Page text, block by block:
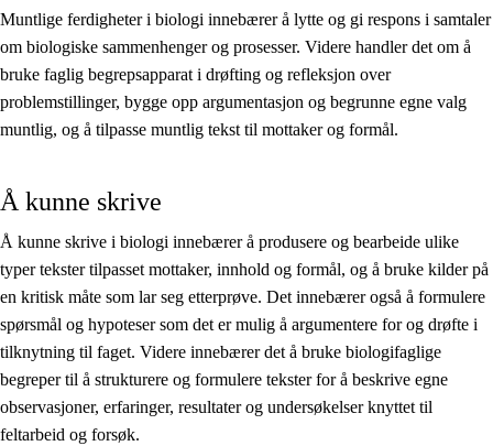
Tverrfaglige temaer
Grunnleggende ferdigheter
Muntlige ferdigheter i biologi innebærer å lytte og gi respons i samtaler
om biologiske sammenhenger og prosesser. Videre handler det om å
bruke faglig begrepsapparat i drøfting og refleksjon over
problemstillinger, bygge opp argumentasjon og begrunne egne valg
muntlig, og å tilpasse muntlig tekst til mottaker og formål.
Å kunne skrive
Å kunne skrive i biologi innebærer å produsere og bearbeide ulike
typer tekster tilpasset mottaker, innhold og formål, og å bruke kilder på
en kritisk måte som lar seg etterprøve. Det innebærer også å formulere
spørsmål og hypoteser som det er mulig å argumentere for og drøfte i
tilknytning til faget. Videre innebærer det å bruke biologifaglige
begreper til å strukturere og formulere tekster for å beskrive egne
observasjoner, erfaringer, resultater og undersøkelser knyttet til
feltarbeid og forsøk.